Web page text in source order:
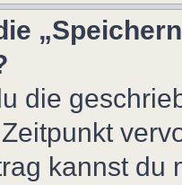
die
kannst du